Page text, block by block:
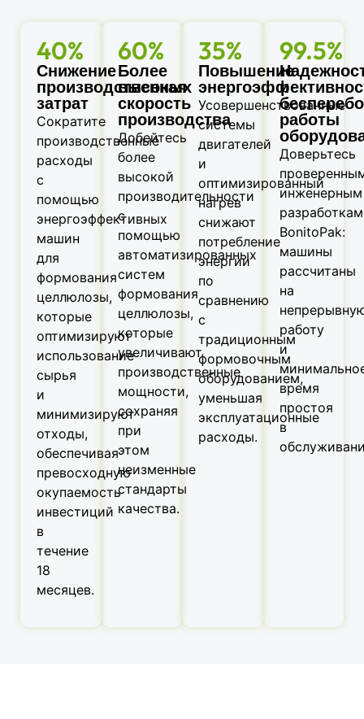
40%
Снижение
производственных
затрат
Сократите
производственные
расходы
с
помощью
энергоэффективных
машин
для
формования
целлюлозы,
которые
оптимизируют
использование
сырья
и
минимизируют
отходы,
обеспечивая
превосходную
окупаемость
инвестиций
в
течение
18
месяцев.
60%
Более
высокая
скорость
производства
Добейтесь
более
высокой
производительности
с
помощью
автоматизированных
систем
формования
целлюлозы,
которые
увеличивают
производственные
мощности,
сохраняя
при
этом
неизменные
стандарты
качества.
35%
Повышение
Усовершенствованные
системы
двигателей
и
оптимизированный
нагрев
снижают
потребление
энергии
по
сравнению
с
традиционным
формовочным
оборудованием,
уменьшая
эксплуатационные
расходы.
99.5%
и
работы
Доверьтесь
инженерным
разработкам
BonitoPak:
машины
рассчитаны
на
работу
и
время
простоя
в